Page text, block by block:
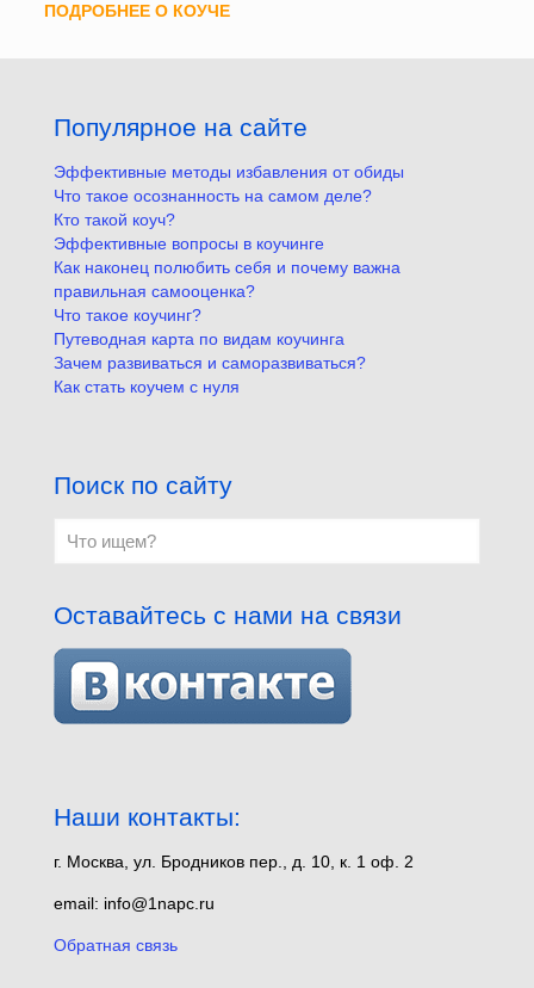
ПОДРОБНЕЕ О КОУЧЕ
Популярное на сайте
Эффективные методы избавления от обиды
Что такое осознанность на самом деле?
Кто такой коуч?
Эффективные вопросы в коучинге
Как наконец полюбить себя и почему важна
правильная самооценка?
Что такое коучинг?
Путеводная карта по видам коучинга
Зачем развиваться и саморазвиваться?
Как стать коучем с нуля
Поиск по сайту
Оставайтесь с нами на связи
Наши контакты:
г. Москва, ул. Бродников пер., д. 10, к. 1 оф. 2
email: info@1napc.ru
Обратная связь